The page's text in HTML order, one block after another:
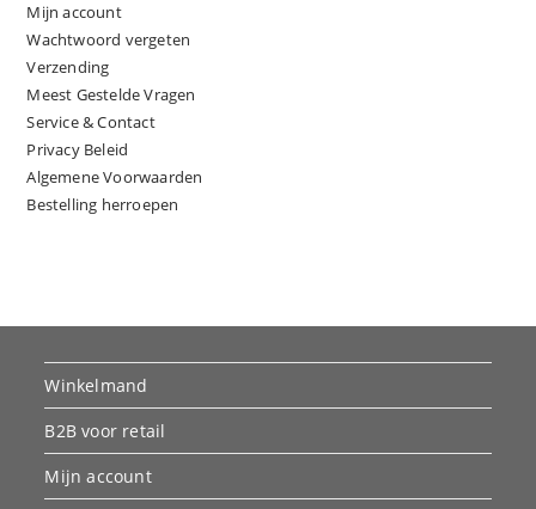
Mijn account
Wachtwoord vergeten
Verzending
Meest Gestelde Vragen
Service & Contact
Privacy Beleid
Algemene Voorwaarden
Bestelling herroepen
Winkelmand
B2B voor retail
Mijn account